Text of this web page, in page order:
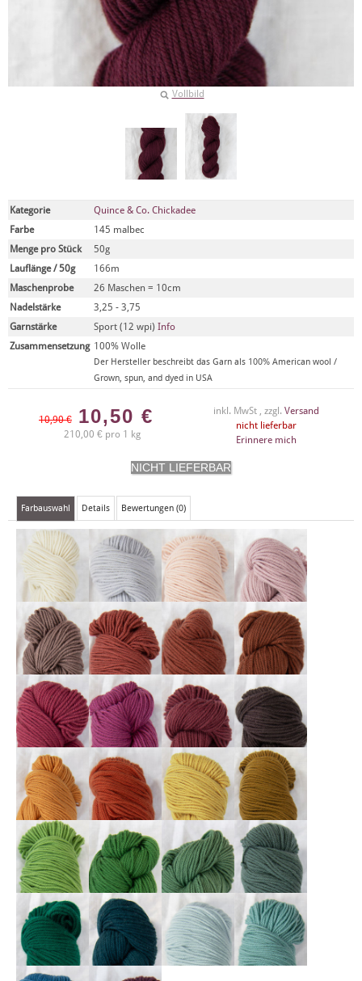
Vollbild
Kategorie
Quince & Co. Chickadee
Farbe
145 malbec
Menge pro Stück
50g
Lauflänge / 50g
166m
Maschenprobe
26 Maschen = 10cm
Nadelstärke
3,25 - 3,75
Garnstärke
Sport (12 wpi) Info
Zusammensetzung 100% Wolle
Der Hersteller beschreibt das Garn als 100% American wool /
Grown, spun, and dyed in USA
10,90 € 10,50 €
210,00 € pro 1 kg
inkl. MwSt , zzgl. Versand
nicht lieferbar
Erinnere mich
Farbauswahl Details Bewertungen (0)